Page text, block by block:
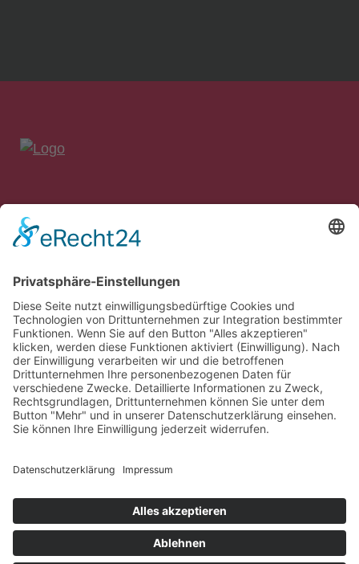
bankon Management Consulting GmbH & Co. KG
85609 Aschheim/München
Tel.: 089 – 99 90 97 90
Fax: 089 – 99 90 97 99
E‑Mail:info@bankon.de
So finden Sie zu uns:
Google Maps
© 2026 bankon Management Consulting GmbH & Co. KG